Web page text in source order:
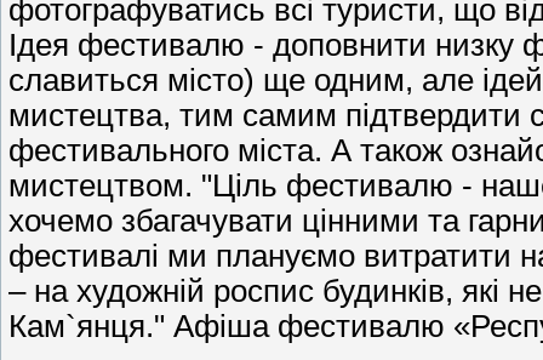
фотографуватись всі туристи, що
Ідея фестивалю - доповнити низку
славиться місто) ще одним, але
мистецтва, тим самим підтвердити
фестивального міста. А також
мистецтвом. "Ціль фестивалю -
хочемо збагачувати цінними та
фестивалі ми плануємо витратити
– на художній роспис будинків, які
Кам`янця." Афіша фестивалю